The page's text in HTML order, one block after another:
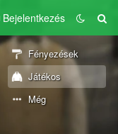
Bejelentkezés
Fényezések
Játékos
Még